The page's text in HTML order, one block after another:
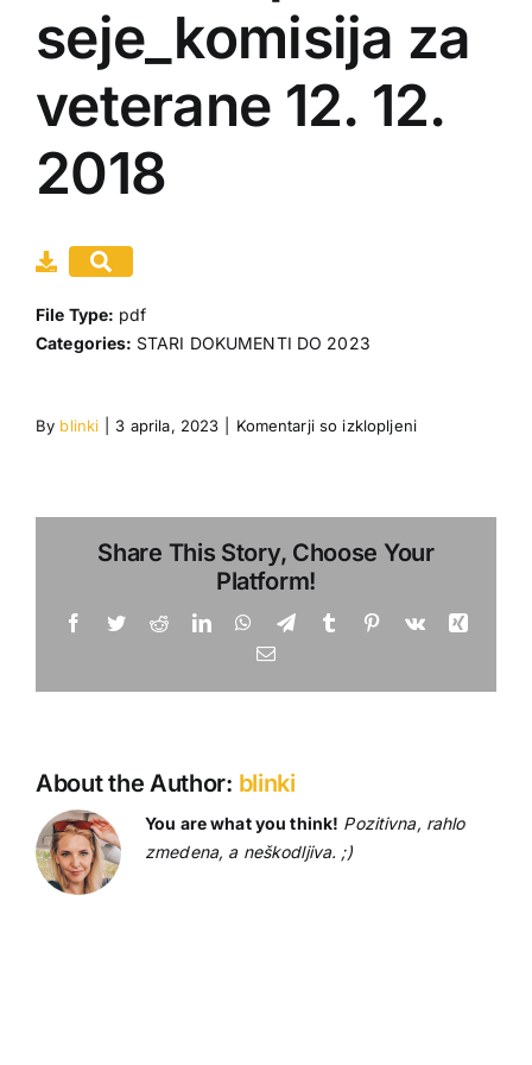
Gradiva
Moj račun
seje_komisija za
veterane 12. 12.
2018
File Type: pdf
Categories: STARI DOKUMENTI DO 2023
By blinki 3 aprila, 2023 Komentarji so izklopljeniza
za
12.
Share This Story, Choose Your
Platform!
Facebook
TwitterRedditLinkedInWhatsApp
TelegramTumblrPinterest
Vk
Xing
Email
About the Author: blinki
You are what you think! Pozitivna, rahlo
zmedena, a neškodljiva. ;)